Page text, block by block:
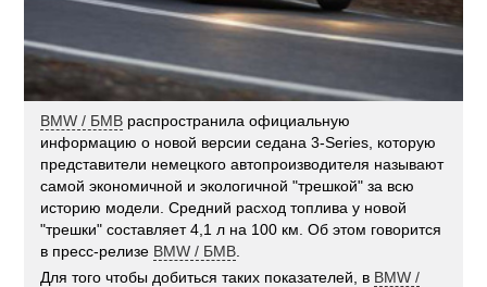
BMW / БМВ распространила официальную
информацию о новой версии седана 3-Series, которую
представители немецкого автопроизводителя называют
самой экономичной и экологичной "трешкой" за всю
историю модели. Средний расход топлива у новой
"трешки" составляет 4,1 л на 100 км. Об этом говорится
в пресс-релизе BMW / БМВ
Для того чтобы добиться таких показателей, в BMW /